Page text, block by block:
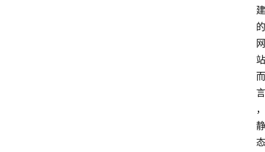
建
的
网
站
而
言
，
静
态